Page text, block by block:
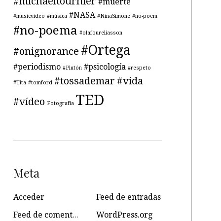
#musicvideo #música #NASA #NinaSimone #no-poem
#no-poema #olafoureliasson
#onignorance #Ortega
#periodismo #Plutón #psicología #respeto
#Tita #tomford #tossademar #vida
#vídeo Fotografía TED
Meta
Acceder
Feed de entradas
Feed de comentarios
WordPress.org